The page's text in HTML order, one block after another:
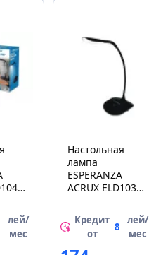
лей/
мес
Настольная
лампа
ESPERANZA
ACRUX ELD103K
Кредит
от
8
лей/
мес